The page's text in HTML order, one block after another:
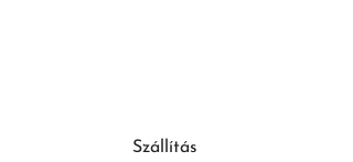
Szállítás